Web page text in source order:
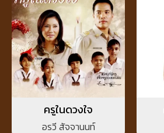
ครูในดวงใจ
อรวี สัจจานนท์